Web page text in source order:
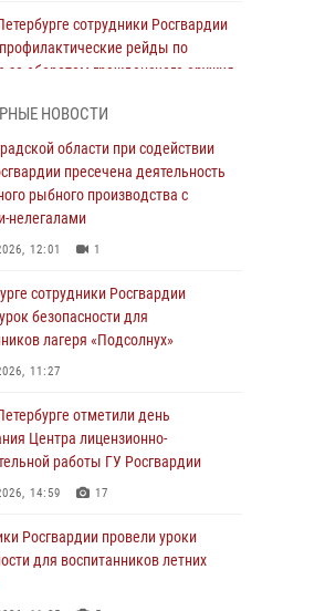
сотрудники Росгвардии
рейды по
за оборотом гражданского оружия
районе наряд Росгвардии
правонарушителя, угрожавшего 17-
травматическим оружием
2026, 13:39
задержали хулигана,
из пускового устройства рядом
домами
2026, 11:36
и военнослужащие Росгвардии
правопорядок при проведении
- "Балтика"
2026, 07:30 10
районе наряд Росгвардии
разыскиваемый преступный
НОВОСТИ
области при содействии
пресечена деятельность
рыбного производства с
нелегалами
12:01 1
сотрудники Росгвардии
безопасности для
лагеря «Подсолнух»
11:27
отметили день
Центра лицензионно-
работы ГУ Росгвардии
14:59 17
Росгвардии провели уроки
для воспитанников летних